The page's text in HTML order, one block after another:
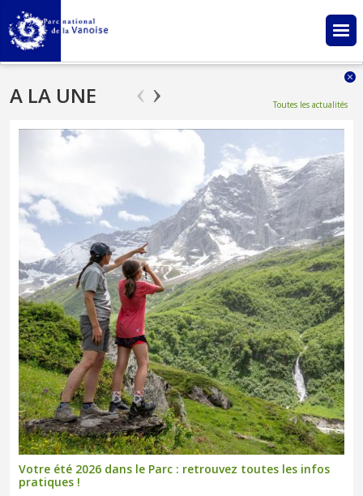
Aller au contenu principal
A LA UNE Toutes les actualités
Votre été 2026 dans le Parc : retrouvez toutes les infos
pratiques !